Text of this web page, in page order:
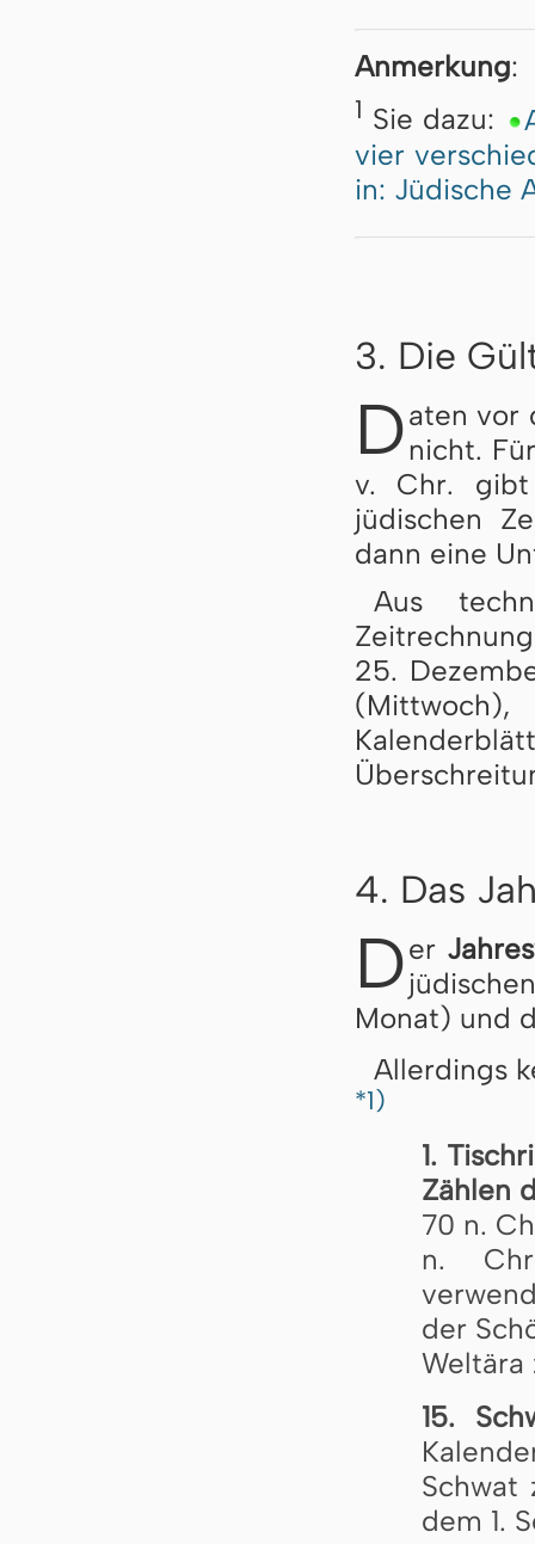
Anmerkung:
1 Sie dazu:
vier
in: Jüdische
3. Die
Daten vor
nicht.
v. Chr. gibt
jüdischen
dann eine
Aus
25.
4. Das
Der
Monat) und
Allerdings
*1)
1.
Zählen
70 n.
n.
der
Weltära
15.
Schwat
dem 1.